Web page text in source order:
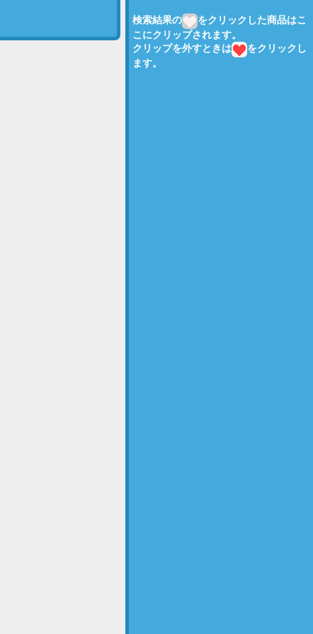
検索結果の
をクリックした商品はこ
こにクリップされます。
クリップを外すときは
をクリックし
ます。